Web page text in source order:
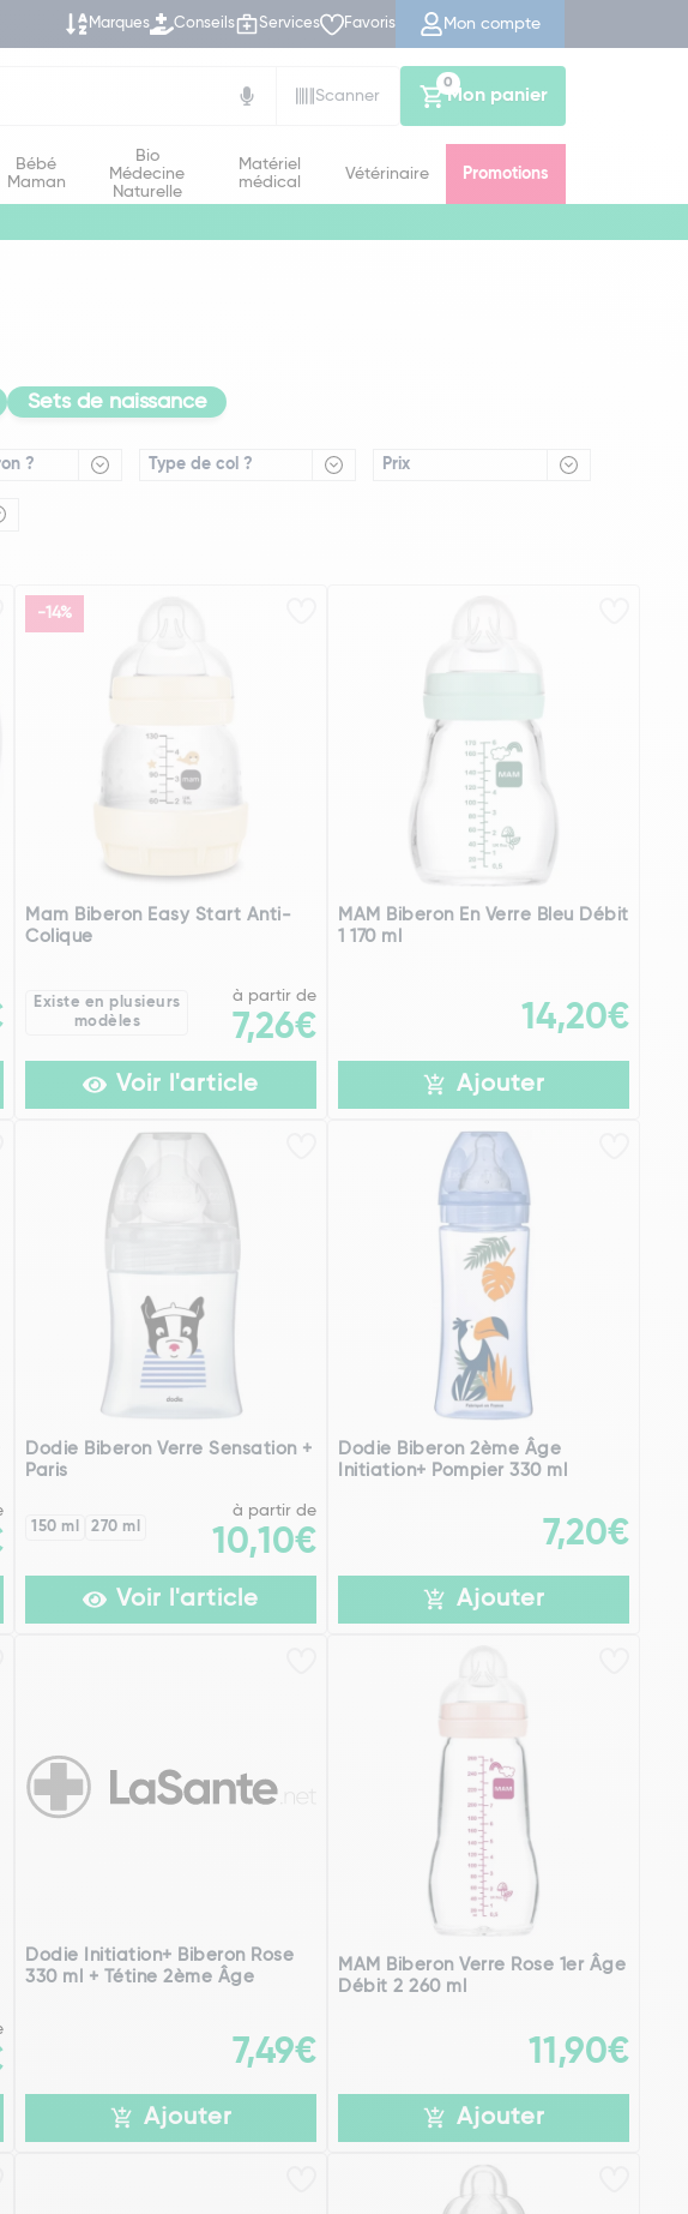
Marques Conseils Services Favoris Mon compte
Scanner
Mon panier
0
Bébé
Maman
Bio
Médecine
Naturelle
Matériel
médical
Vétérinaire Promotions
Sets de naissance
? Type de col ? Prix
-14%
Mam Biberon Easy Start Anti-
Colique
Existe en plusieurs
modèles
à partir de
7,26€
Voir l'article
MAM Biberon En Verre Bleu Débit
1 170 ml
14,20€
Ajouter
Dodie Biberon Verre Sensation +
Paris
150 ml 270 ml
à partir de
10,10€
Voir l'article
Dodie Biberon 2ème Âge
Initiation+ Pompier 330 ml
7,20€
Ajouter
Dodie Initiation+ Biberon Rose
330 ml + Tétine 2ème Âge
7,49€
Ajouter
MAM Biberon Verre Rose 1er Âge
Débit 2 260 ml
11,90€
Ajouter